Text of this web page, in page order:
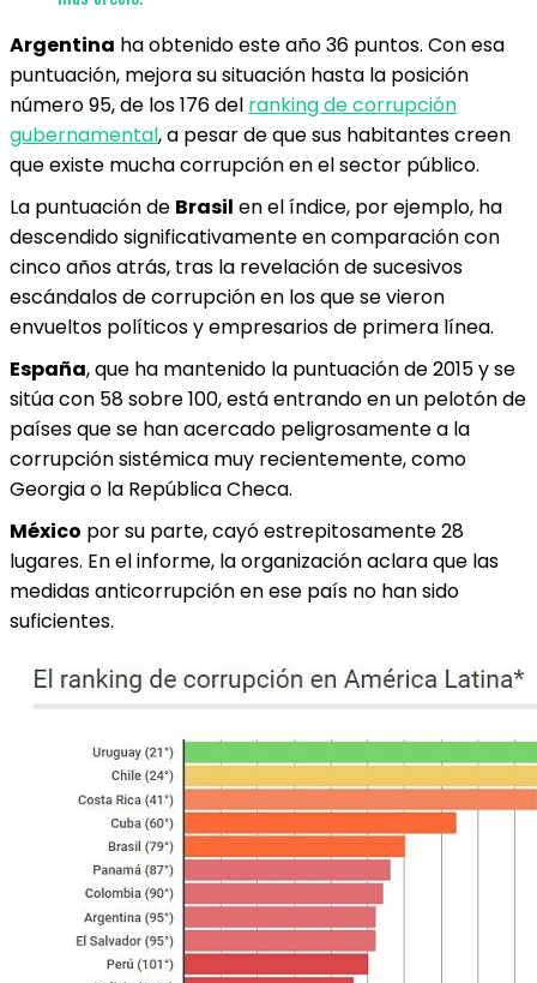
Argentina ha obtenido este año 36 puntos. Con esa
puntuación, mejora su situación hasta la posición
número 95, de los 176 del ranking de corrupción
gubernamental, a pesar de que sus habitantes creen
que existe mucha corrupción en el sector público.
La puntuación de Brasil en el índice, por ejemplo, ha
descendido significativamente en comparación con
cinco años atrás, tras la revelación de sucesivos
escándalos de corrupción en los que se vieron
envueltos políticos y empresarios de primera línea.
España, que ha mantenido la puntuación de 2015 y se
sitúa con 58 sobre 100, está entrando en un pelotón de
países que se han acercado peligrosamente a la
corrupción sistémica muy recientemente, como
Georgia o la República Checa.
México por su parte, cayó estrepitosamente 28
lugares. En el informe, la organización aclara que las
medidas anticorrupción en ese país no han sido
suficientes.